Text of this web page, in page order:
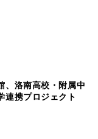
、洛南高校・附属中
連携プロジェクト